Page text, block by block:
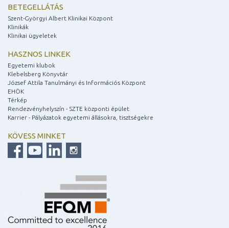
BETEGELLÁTÁS
Szent-Györgyi Albert Klinikai Központ
Klinikák
Klinikai ügyeletek
HASZNOS LINKEK
Egyetemi klubok
Klebelsberg Könyvtár
József Attila Tanulmányi és Információs Központ
EHÖK
Térkép
Rendezvényhelyszín - SZTE központi épület
Karrier - Pályázatok egyetemi állásokra, tisztségekre
KÖVESS MINKET